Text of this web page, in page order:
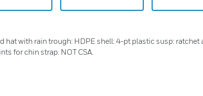
hat with rain trough: HDPE shell: 4-pt plastic susp: ratchet
for chin strap. NOT CSA.